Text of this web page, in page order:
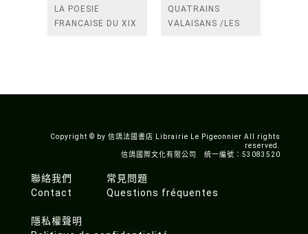
LA POESIE
FRANCAISE DU XIX
QUATRAINS
VALAISANS /LES
Copyright © by 信鴿法國書店 Librairie Le Pigeonnier All rights
reserved.
信鴿國際文化有限公司 統一編號：53083520
聯絡我們
Contact
常見問題
Questions fréquentes
隱私權聲明